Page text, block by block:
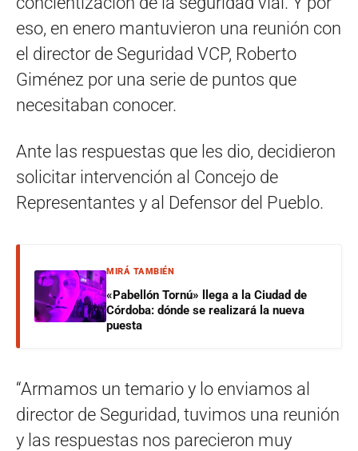
eso, en enero mantuvieron una reunión con
el director de Seguridad VCP, Roberto
Giménez por una serie de puntos que
necesitaban conocer.
Ante las respuestas que les dio, decidieron
solicitar intervención al Concejo de
Representantes y al Defensor del Pueblo.
MIRÁ TAMBIÉN
«Pabellón Tornú» llega a la Ciudad de
Córdoba: dónde se realizará la nueva
puesta
“Armamos un temario y lo enviamos al
director de Seguridad, tuvimos una reunión
y las respuestas nos parecieron muy